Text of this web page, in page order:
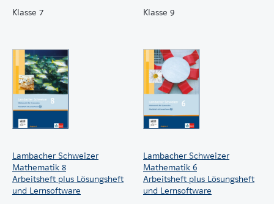
Klasse 7
Klasse 9
Lambacher Schweizer
Mathematik 8
Arbeitsheft plus Lösungsheft
und Lernsoftware
Lambacher Schweizer
Mathematik 6
Arbeitsheft plus Lösungsheft
und Lernsoftware